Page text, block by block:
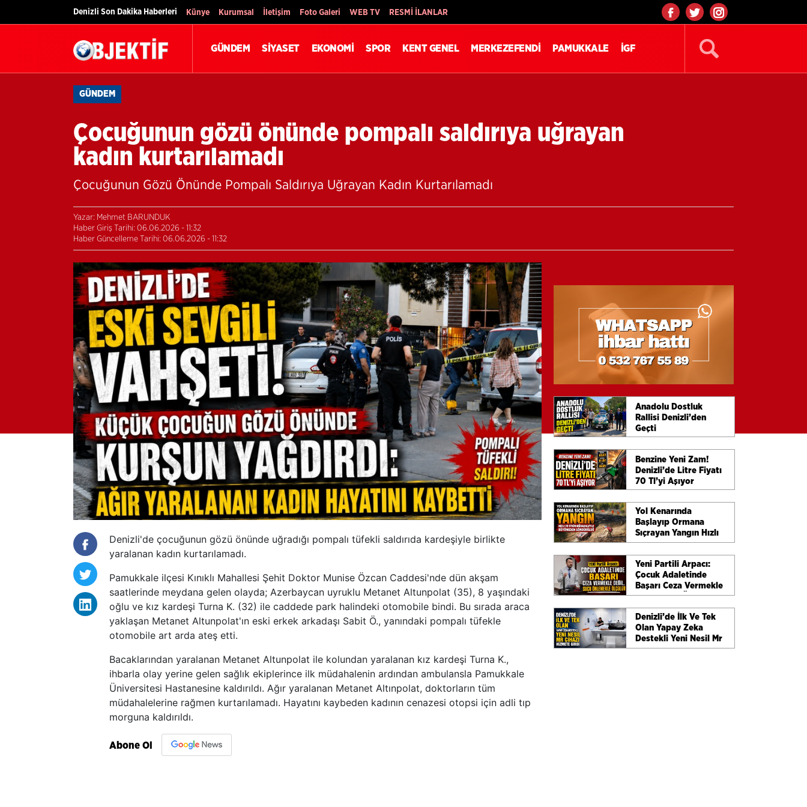
Denizli Son Dakika Haberleri Künye Kurumsal İletişim Foto Galeri WEB TV RESMİ İLANLAR
GÜNDEM SİYASET EKONOMİ SPOR KENT GENEL MERKEZEFENDİ PAMUKKALE İGF
GÜNDEM
Çocuğunun gözü önünde pompalı saldırıya uğrayan
kadın kurtarılamadı
Çocuğunun Gözü Önünde Pompalı Saldırıya Uğrayan Kadın Kurtarılamadı
Yazar: Mehmet BARUNDUK
Haber Giriş Tarihi: 06.06.2026 - 11:32
Haber Güncelleme Tarihi: 06.06.2026 - 11:32
Denizli'de çocuğunun gözü önünde uğradığı pompalı tüfekli saldırıda kardeşiyle birlikte
yaralanan kadın kurtarılamadı.
Pamukkale ilçesi Kınıklı Mahallesi Şehit Doktor Munise Özcan Caddesi'nde dün akşam
saatlerinde meydana gelen olayda; Azerbaycan uyruklu Metanet Altunpolat (35), 8 yaşındaki
oğlu ve kız kardeşi Turna K. (32) ile caddede park halindeki otomobile bindi. Bu sırada araca
yaklaşan Metanet Altunpolat'ın eski erkek arkadaşı Sabit Ö., yanındaki pompalı tüfekle
otomobile art arda ateş etti.
Bacaklarından yaralanan Metanet Altunpolat ile kolundan yaralanan kız kardeşi Turna K.,
ihbarla olay yerine gelen sağlık ekiplerince ilk müdahalenin ardından ambulansla Pamukkale
Üniversitesi Hastanesine kaldırıldı. Ağır yaralanan Metanet Altınpolat, doktorların tüm
müdahalelerine rağmen kurtarılamadı. Hayatını kaybeden kadının cenazesi otopsi için adli tıp
morguna kaldırıldı.
Abone Ol
Anadolu Dostluk
Rallisi Denizli’den
Geçti
Benzine Yeni Zam!
Denizli’de Litre Fiyatı
70 Tl’yi Aşıyor
Yol Kenarında
Başlayıp Ormana
Sıçrayan Yangın Hızlı
Ve Etkin Müdahaleyle
Büyümeden
Söndürüldü
Yeni Partili Arpacı:
Çocuk Adaletinde
Başarı Ceza Vermekle
Değil, Suçu Önlemekle
Ölçülür
Denizli’de İlk Ve Tek
Olan Yapay Zeka
Destekli Yeni Nesil Mr
Cihazı Hizmete Girdi